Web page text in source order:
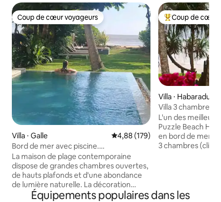
Coup de cœur voyageurs
Coup de cœur voyageurs
Villa ⋅ Galle Évaluation moyenne sur la
4,88 (179)
Bord de mer avec piscine.
Décompressez, détendez-vous,
profitez
La maison de plage contemporaine
dispose de grandes chambres ouvertes,
de hauts plafonds et d'une abondance
de lumière naturelle. La décoration
blanche est accentuée par des couleurs
Coups de cœur
Coup de cœur
Villa ⋅ Habaraduwa
Villa 3 chambres
chef et personnel
L'un des meilleurs
Puzzle Beach
en bord de mer,
3 chambres
exceptionnel et intimité.
Équipements populaires dans les